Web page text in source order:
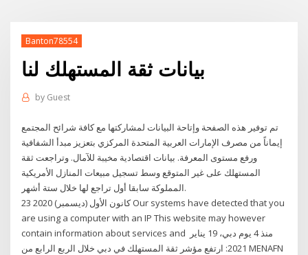
Banton78554
بيانات ثقة المستهلك لنا
by Guest
تم توفير هذه الصفحة وإتاحة البيانات لمشاركتها مع كافة شرائح المجتمع
إيماناً من مصرف الإمارات العربية المتحدة المركزي بتعزيز مبدأ الشفافية
ورفع مستوى المعرفة. بيانات اقتصادية مخيبة للآمال. وتراجعت ثقة
المستهلك على غير المتوقع وسط تسجيل مبيعات المنازل الأمريكية
المملوكة سابقا أول تراجع لها خلال ستة أشهر.
23 كانون الأول (ديسمبر) 2020 Our systems have detected that you
are using a computer with an IP This website may however
contain information about services and منذ 4 يوم دبي، 19 يناير
2021: ارتفع مؤشر ثقة المستهلك في دبي خلال الربع الرابع من MENAFN